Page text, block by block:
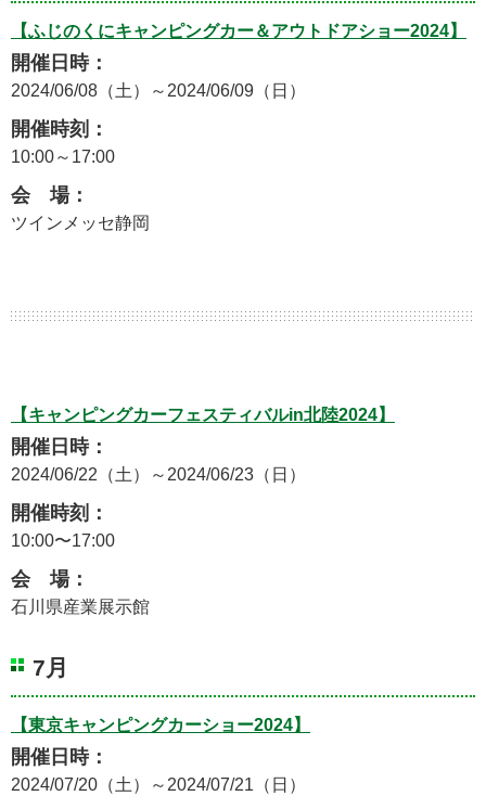
【ふじのくにキャンピングカー＆アウトドアショー2024】
開催日時：
2024/06/08（土）～2024/06/09（日）
開催時刻：
10:00～17:00
会 場：
ツインメッセ静岡
【キャンピングカーフェスティバルin北陸2024】
開催日時：
2024/06/22（土）～2024/06/23（日）
開催時刻：
10:00〜17:00
会 場：
石川県産業展示館
7月
【東京キャンピングカーショー2024】
開催日時：
2024/07/20（土）～2024/07/21（日）